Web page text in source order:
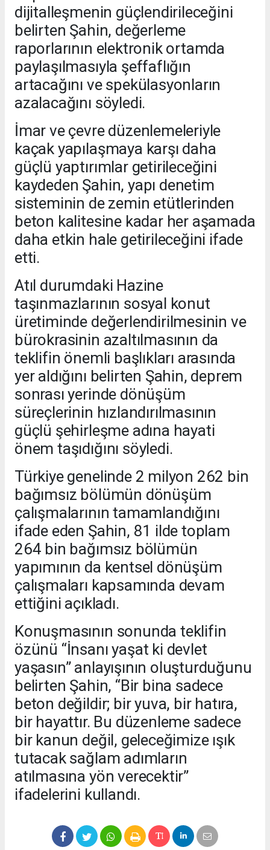
dijitalleşmenin güçlendirileceğini
belirten Şahin, değerleme
raporlarının elektronik ortamda
paylaşılmasıyla şeffaflığın
artacağını ve spekülasyonların
azalacağını söyledi.
İmar ve çevre düzenlemeleriyle
kaçak yapılaşmaya karşı daha
güçlü yaptırımlar getirileceğini
kaydeden Şahin, yapı denetim
sisteminin de zemin etütlerinden
beton kalitesine kadar her aşamada
daha etkin hale getirileceğini ifade
etti.
Atıl durumdaki Hazine
taşınmazlarının sosyal konut
üretiminde değerlendirilmesinin ve
bürokrasinin azaltılmasının da
teklifin önemli başlıkları arasında
yer aldığını belirten Şahin, deprem
sonrası yerinde dönüşüm
süreçlerinin hızlandırılmasının
güçlü şehirleşme adına hayati
önem taşıdığını söyledi.
Türkiye genelinde 2 milyon 262 bin
bağımsız bölümün dönüşüm
çalışmalarının tamamlandığını
ifade eden Şahin, 81 ilde toplam
264 bin bağımsız bölümün
yapımının da kentsel dönüşüm
çalışmaları kapsamında devam
ettiğini açıkladı.
Konuşmasının sonunda teklifin
özünü “İnsanı yaşat ki devlet
yaşasın” anlayışının oluşturduğunu
belirten Şahin, “Bir bina sadece
beton değildir; bir yuva, bir hatıra,
bir hayattır. Bu düzenleme sadece
bir kanun değil, geleceğimize ışık
tutacak sağlam adımların
atılmasına yön verecektir”
ifadelerini kullandı.